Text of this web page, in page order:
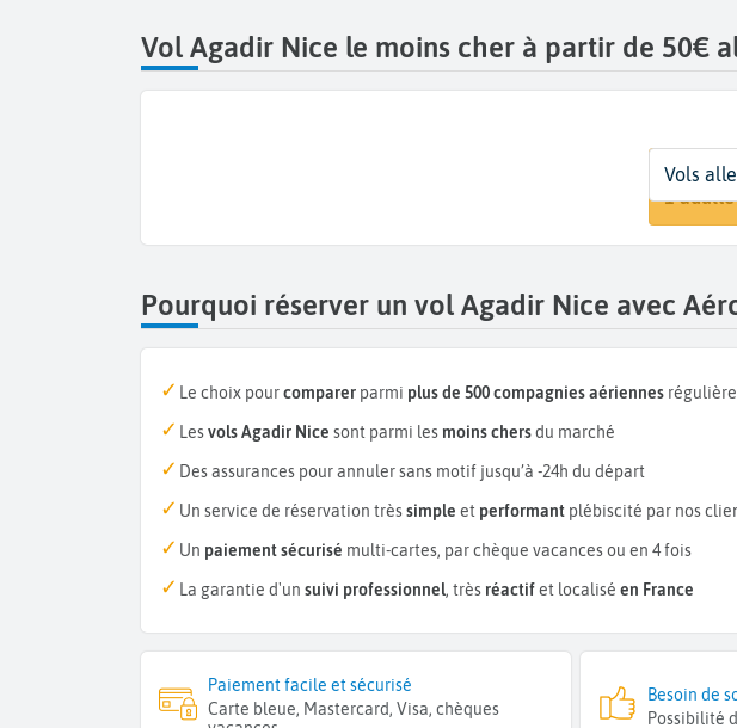
Vol Agadir Nice le moins cher à partir de 50€
Départ
Agadir
Dates
Dates
Voyageurs
1
Vols
Pourquoi réserver un vol Agadir Nice avec
Le choix pourcomparer parmi plus de 500 compagnies aériennes
Lesvols Agadir Nice sont parmi les moins chersdu marché
Des assurances pour annuler sans motif jusqu’à -24h du départ
Un service de réservation trèssimple et performant plébiscité par nos
Un paiement sécurisé multi-cartes, par chèque vacances ou en 4 fois
La garantie d'un suivi professionnel, très réactifet localisé en France
Paiement facile et sécurisé
Carte bleue, Mastercard, Visa, chèques
Besoin de
Possibilité